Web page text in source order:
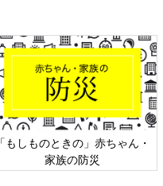
「もしものときの」赤ちゃん・
家族の防災